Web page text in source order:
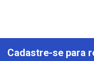
Cadastre-se para